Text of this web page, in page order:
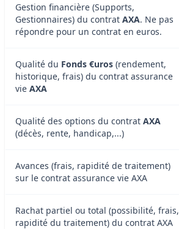
Gestion financière (Supports,
Gestionnaires) du contrat AXA. Ne pas
répondre pour un contrat en euros.
Qualité du Fonds €uros (rendement,
historique, frais) du contrat assurance
vie AXA
Qualité des options du contrat AXA
(décès, rente, handicap,...)
Avances (frais, rapidité de traitement)
sur le contrat assurance vie AXA
Rachat partiel ou total (possibilité, frais,
rapidité du traitement) du contrat AXA